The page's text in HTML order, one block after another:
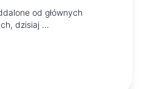
od głównych
dzisiaj …